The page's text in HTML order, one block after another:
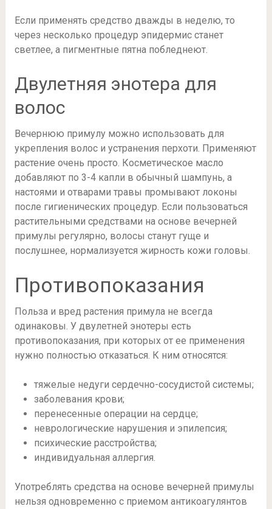
Если применять средство дважды в неделю, то
через несколько процедур эпидермис станет
светлее, а пигментные пятна побледнеют.
Двулетняя энотера для
волос
Вечернюю примулу можно использовать для
укрепления волос и устранения перхоти. Применяют
растение очень просто. Косметическое масло
добавляют по 3-4 капли в обычный шампунь, а
настоями и отварами травы промывают локоны
после гигиенических процедур. Если пользоваться
растительными средствами на основе вечерней
примулы регулярно, волосы станут гуще и
послушнее, нормализуется жирность кожи головы.
Противопоказания
Польза и вред растения примула не всегда
одинаковы. У двулетней энотеры есть
противопоказания, при которых от ее применения
нужно полностью отказаться. К ним относятся:
тяжелые недуги сердечно-сосудистой системы;
заболевания крови;
перенесенные операции на сердце;
неврологические нарушения и эпилепсия;
психические расстройства;
индивидуальная аллергия.
Употреблять средства на основе вечерней примулы
нельзя одновременно с приемом антикоагулянтов